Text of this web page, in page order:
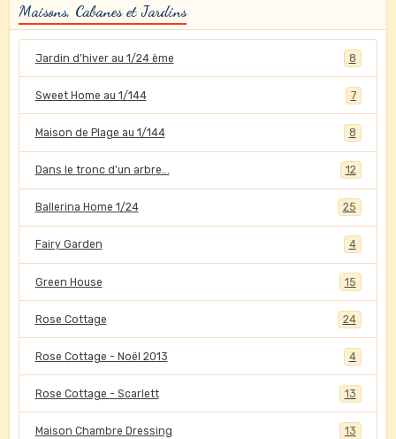
Maisons, Cabanes et Jardins
Jardin d'hiver au 1/24 ème 8
Sweet Home au 1/144 7
Maison de Plage au 1/144 8
Dans le tronc d'un arbre... 12
Ballerina Home 1/24 25
Fairy Garden 4
Green House 15
Rose Cottage 24
Rose Cottage - Noël 2013 4
Rose Cottage - Scarlett 13
Maison Chambre Dressing 13